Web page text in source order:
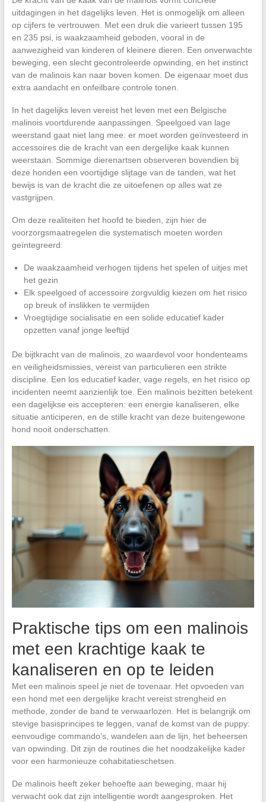
uitdagingen in het dagelijks leven. Het is onmogelijk om alleen
op cijfers te vertrouwen. Met een druk die varieert tussen 195
en 235 psi, is waakzaamheid geboden, vooral in de
aanwezigheid van kinderen of kleinere dieren. Een onverwachte
beweging, een slecht gecontroleerde opwinding, en het instinct
van de malinois kan naar boven komen. De eigenaar moet dus
extra aandacht en onfeilbare controle tonen.
In het dagelijks leven vereist het leven met een Belgische
malinois voortdurende aanpassingen. Speelgoed van lage
weerstand gaat niet lang mee: er moet worden geïnvesteerd in
accessoires die de kracht van een dergelijke kaak kunnen
weerstaan. Sommige dierenartsen observeren bovendien bij
deze honden een voortijdige slijtage van de tanden, wat het
bewijs is van de kracht die ze uitoefenen op alles wat ze
vastgrijpen.
Om deze realiteiten het hoofd te bieden, zijn hier de
voorzorgsmaatregelen die systematisch moeten worden
geïntegreerd:
De waakzaamheid verhogen tijdens het spelen of uitjes met
het gezin
Elk speelgoed of accessoire zorgvuldig kiezen om het risico
op breuk of inslikken te vermijden
Vroegtijdige socialisatie en een solide educatief kader
opzetten vanaf jonge leeftijd
De bijtkracht van de malinois, zo waardevol voor hondenteams
en veiligheidsmissies, vereist van particulieren een strikte
discipline. Een los educatief kader, vage regels, en het risico op
incidenten neemt aanzienlijk toe. Een malinois bezitten betekent
een dagelijkse eis accepteren: een energie kanaliseren, elke
situatie anticiperen, en de stille kracht van deze buitengewone
hond nooit onderschatten.
Praktische tips om een malinois
met een krachtige kaak te
kanaliseren en op te leiden
Met een malinois speel je niet de tovenaar. Het opvoeden van
een hond met een dergelijke kracht vereist strengheid en
methode, zonder de band te verwaarlozen. Het is belangrijk om
stevige basisprincipes te leggen, vanaf de komst van de puppy:
eenvoudige commando’s, wandelen aan de lijn, het beheersen
van opwinding. Dit zijn de routines die het noodzakelijke kader
voor een harmonieuze cohabitatieschetsen.
De malinois heeft zeker behoefte aan beweging, maar hij
verwacht ook dat zijn intelligentie wordt aangesproken. Het